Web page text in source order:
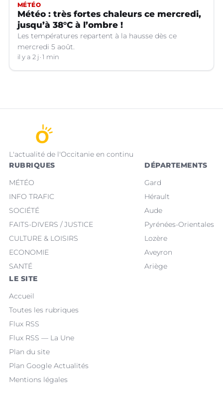
MÉTÉO
Météo : très fortes chaleurs ce mercredi,
jusqu’à 38°C à l’ombre !
Les températures repartent à la hausse dès ce
mercredi 5 août.
il y a 2 j 1 min
L'actualité de l'Occitanie en continu
RUBRIQUES
MÉTÉO
INFO TRAFIC
SOCIÉTÉ
FAITS-DIVERS / JUSTICE
CULTURE & LOISIRS
ECONOMIE
SANTÉ
DÉPARTEMENTS
Gard
Hérault
Aude
Pyrénées-Orientales
Lozère
Aveyron
Ariège
LE SITE
Accueil
Toutes les rubriques
Flux RSS
Flux RSS — La Une
Plan du site
Plan Google Actualités
Mentions légales